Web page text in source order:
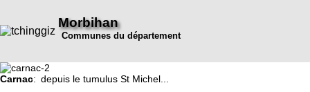
Morbihan
Communes du département
Carnac: depuis le tumulus St Michel...